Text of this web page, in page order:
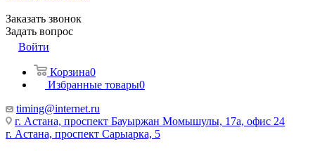
Заказать звонок
Задать вопрос
Войти
Корзина0
Избранные товары0
timing@internet.ru
г. Астана, проспект Бауыржан Момышулы, 17а, офис 24
г. Астана, проспект Сарыарка, 5